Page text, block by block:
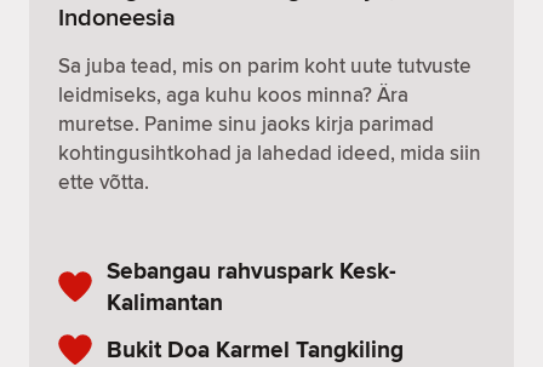
Indoneesia
Sa juba tead, mis on parim koht uute tutvuste
leidmiseks, aga kuhu koos minna? Ära
muretse. Panime sinu jaoks kirja parimad
kohtingusihtkohad ja lahedad ideed, mida siin
ette võtta.
Sebangau rahvuspark Kesk-
Kalimantan
Bukit Doa Karmel Tangkiling